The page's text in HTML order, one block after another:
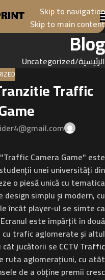
Skip to navigation
Skip to main content
Blog
الرئيسية Uncategorized
Traffic
Camera Game" este
unei universități din
o piesă unică cu tematica
simplu și modern, cu
încât player-ul se simte ca
este împărțit în două
trafic aglomerate și altul
cât jucătorii se CCTV Traffic
ruta aglomerațiuni, cu atât
de a obține premii cresc.